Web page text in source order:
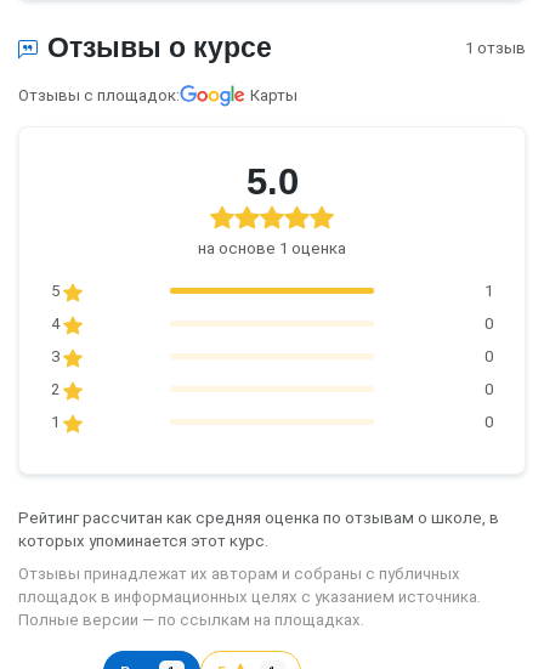
Отзывы о курсе 1 отзыв
Отзывы с площадок: Карты
5.0
на основе 1 оценка
5
1
4
0
3
0
2
0
1
0
Рейтинг рассчитан как средняя оценка по отзывам о школе, в
которых упоминается этот курс.
Отзывы принадлежат их авторам и собраны с публичных
площадок в информационных целях с указанием источника.
Полные версии — по ссылкам на площадках.